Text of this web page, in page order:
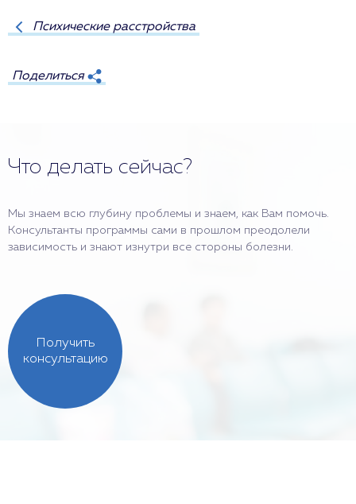
Психические расстройства
Поделиться
Что делать сейчас?
Мы знаем всю глубину проблемы и знаем, как Вам помочь.
Консультанты программы сами в прошлом преодолели
зависимость и знают изнутри все стороны болезни.
Получить
консультацию